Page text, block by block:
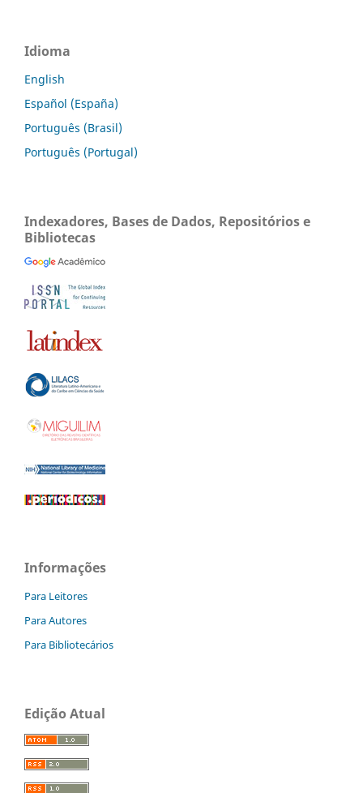
Idioma
English
Español (España)
Português (Brasil)
Português (Portugal)
Indexadores, Bases de Dados, Repositórios e
Bibliotecas
Informações
Para Leitores
Para Autores
Para Bibliotecários
Edição Atual